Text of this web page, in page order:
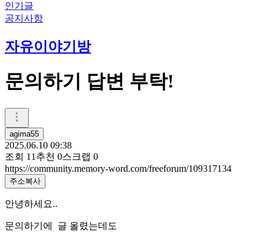
인기글
공지사항
자유이야기방
문의하기 답변 부탁!
agima55
2025.06.10 09:38
조회 11 추천 0스크랩 0
https://community.memory-word.com/freeforum/109317134
주소복사
안녕하세요..
문의하기에 글 올렸는데도